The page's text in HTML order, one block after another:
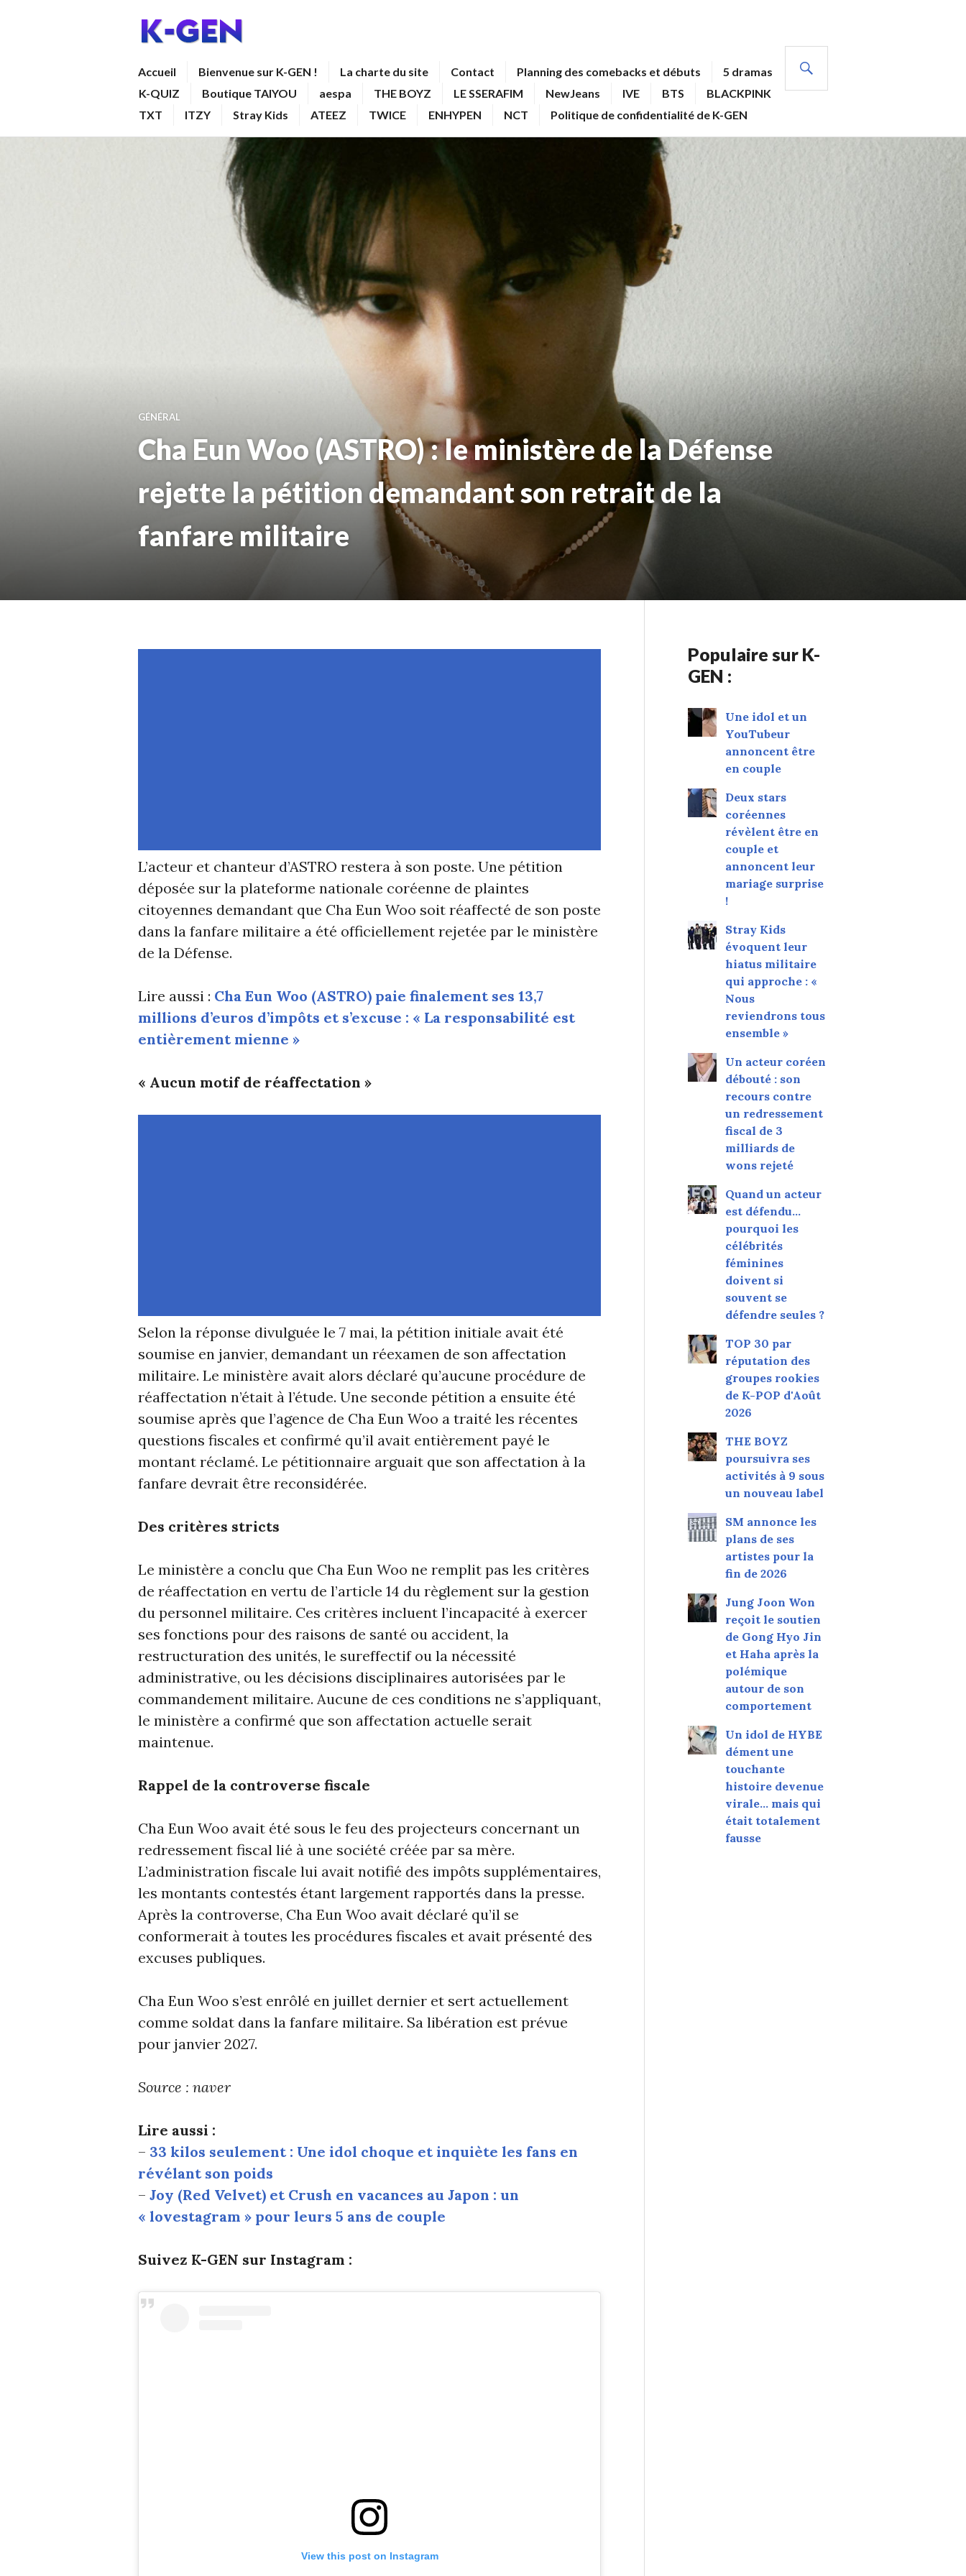
Accueil Bienvenue sur K-GEN ! La charte du site Contact Planning des comebacks et débuts
5 dramas
K-QUIZ
Boutique TAIYOU aespa THE BOYZ LE SSERAFIM NewJeans IVE BTS
BLACKPINK
TXT
ITZY Stray Kids ATEEZ TWICE ENHYPEN NCT Politique de confidentialité de K-GEN
GÉNÉRAL
Cha Eun Woo (ASTRO) : le ministère de la Défense
rejette la pétition demandant son retrait de la
fanfare militaire
L’acteur et chanteur d’ASTRO restera à son poste. Une pétition
déposée sur la plateforme nationale coréenne de plaintes
citoyennes demandant que Cha Eun Woo soit réaffecté de son poste
dans la fanfare militaire a été officiellement rejetée par le ministère
de la Défense.
Lire aussi : Cha Eun Woo (ASTRO) paie finalement ses 13,7
millions d’euros d’impôts et s’excuse : « La responsabilité est
entièrement mienne »
« Aucun motif de réaffectation »
Selon la réponse divulguée le 7 mai, la pétition initiale avait été
soumise en janvier, demandant un réexamen de son affectation
militaire. Le ministère avait alors déclaré qu’aucune procédure de
réaffectation n’était à l’étude. Une seconde pétition a ensuite été
soumise après que l’agence de Cha Eun Woo a traité les récentes
questions fiscales et confirmé qu’il avait entièrement payé le
montant réclamé. Le pétitionnaire arguait que son affectation à la
fanfare devrait être reconsidérée.
Des critères stricts
Le ministère a conclu que Cha Eun Woo ne remplit pas les critères
de réaffectation en vertu de l’article 14 du règlement sur la gestion
du personnel militaire. Ces critères incluent l’incapacité à exercer
ses fonctions pour des raisons de santé ou accident, la
restructuration des unités, le sureffectif ou la nécessité
administrative, ou les décisions disciplinaires autorisées par le
commandement militaire. Aucune de ces conditions ne s’appliquant,
le ministère a confirmé que son affectation actuelle serait
maintenue.
Rappel de la controverse fiscale
Cha Eun Woo avait été sous le feu des projecteurs concernant un
redressement fiscal lié à une société créée par sa mère.
L’administration fiscale lui avait notifié des impôts supplémentaires,
les montants contestés étant largement rapportés dans la presse.
Après la controverse, Cha Eun Woo avait déclaré qu’il se
conformerait à toutes les procédures fiscales et avait présenté des
excuses publiques.
Cha Eun Woo s’est enrôlé en juillet dernier et sert actuellement
comme soldat dans la fanfare militaire. Sa libération est prévue
pour janvier 2027.
Source : naver
Lire aussi :
– 33 kilos seulement : Une idol choque et inquiète les fans en
révélant son poids
– Joy (Red Velvet) et Crush en vacances au Japon : un
« lovestagram » pour leurs 5 ans de couple
Suivez K-GEN sur Instagram :
View this post on Instagram
Populaire sur K-
GEN :
Une idol et un
YouTubeur
annoncent être
en couple
Deux stars
coréennes
révèlent être en
couple et
annoncent leur
mariage surprise
!
Stray Kids
évoquent leur
hiatus militaire
qui approche : «
Nous
reviendrons tous
ensemble »
Un acteur coréen
débouté : son
recours contre
un redressement
fiscal de 3
milliards de
wons rejeté
Quand un acteur
est défendu…
pourquoi les
célébrités
féminines
doivent si
souvent se
défendre seules ?
TOP 30 par
réputation des
groupes rookies
de K-POP d'Août
2026
THE BOYZ
poursuivra ses
activités à 9 sous
un nouveau label
SM annonce les
plans de ses
artistes pour la
fin de 2026
Jung Joon Won
reçoit le soutien
de Gong Hyo Jin
et Haha après la
polémique
autour de son
comportement
Un idol de HYBE
dément une
touchante
histoire devenue
virale... mais qui
était totalement
fausse